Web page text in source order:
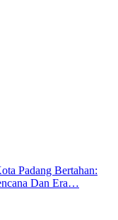
Padang Bertahan:
Dan Era…